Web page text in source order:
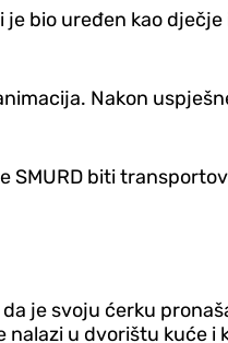
bio uređen kao
Nakon
biti
je svoju ćerku
u dvorištu kuće i